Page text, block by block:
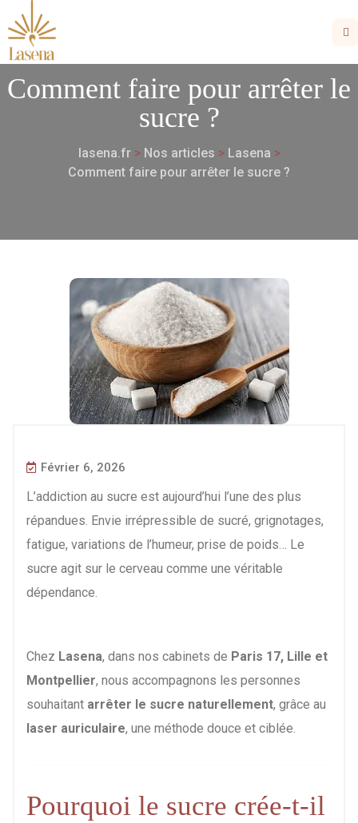
Comment faire pour arrêter le
sucre ?
lasena.fr> Nos articles > Lasena >
Comment faire pour arrêter le sucre ?
Février 6, 2026
L’addiction au sucre est aujourd’hui l’une des plus
répandues. Envie irrépressible de sucré, grignotages,
fatigue, variations de l’humeur, prise de poids… Le
sucre agit sur le cerveau comme une véritable
dépendance.
Chez Lasena, dans nos cabinets de Paris 17, Lille et
Montpellier, nous accompagnons les personnes
souhaitant arrêter le sucre naturellement, grâce au
laser auriculaire, une méthode douce et ciblée.
Pourquoi le sucre crée-t-il